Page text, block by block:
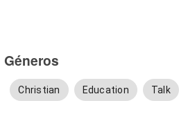
Géneros
Christian Education Talk